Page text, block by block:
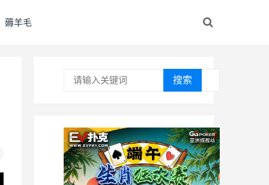
薅羊毛
搜索